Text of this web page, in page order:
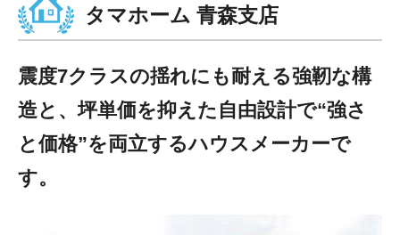
タマホーム 青森支店
震度7クラスの揺れにも耐える強靭な構
造と、坪単価を抑えた自由設計で“強さ
と価格”を両立するハウスメーカーで
す。